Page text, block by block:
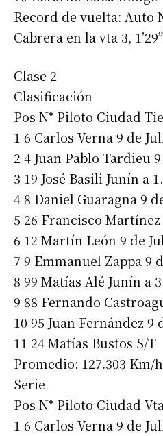
Record de vuelta: Auto
Cabrera en la vta 3,
Clase 2
Clasificación
Pos N° Piloto Ciudad
1 6 Carlos Verna 9 de
2 4 Juan Pablo Tardieu
3 19 José Basili Junín a
4 8 Daniel Guaragna 9
5 26 Francisco Martínez
6 12 Martín León 9 de
7 9 Emmanuel Zappa 9
8 99 Matías Alé Junín a
9 88 Fernando
10 95 Juan Fernández 9
11 24 Matías Bustos S/T
Promedio: 127.303 Km/
Serie
Pos N° Piloto Ciudad
1 6 Carlos Verna 9 de